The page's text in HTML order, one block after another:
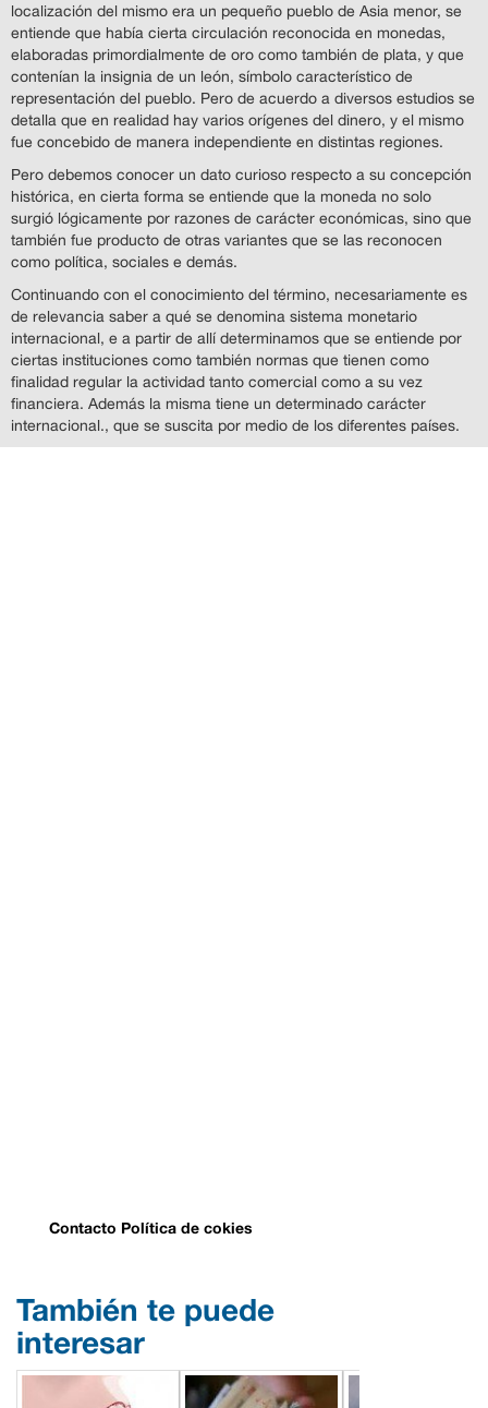
localización del mismo era un pequeño pueblo de Asia menor, se
entiende que había cierta circulación reconocida en monedas,
elaboradas primordialmente de oro como también de plata, y que
contenían la insignia de un león, símbolo característico de
representación del pueblo. Pero de acuerdo a diversos estudios se
detalla que en realidad hay varios orígenes del dinero, y el mismo
fue concebido de manera independiente en distintas regiones.
Pero debemos conocer un dato curioso respecto a su concepción
histórica, en cierta forma se entiende que la moneda no solo
surgió lógicamente por razones de carácter económicas, sino que
también fue producto de otras variantes que se las reconocen
como política, sociales e demás.
Continuando con el conocimiento del término, necesariamente es
de relevancia saber a qué se denomina sistema monetario
internacional, e a partir de allí determinamos que se entiende por
ciertas instituciones como también normas que tienen como
finalidad regular la actividad tanto comercial como a su vez
financiera. Además la misma tiene un determinado carácter
internacional., que se suscita por medio de los diferentes países.
Contacto Política de cokies
También te puede
interesar